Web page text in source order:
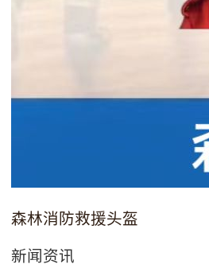
森林消防救援头盔
新闻资讯